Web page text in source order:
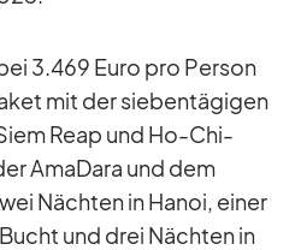
3.469 Euro pro Per­son
mit der sie­ben­tä­gi­gen
Reap und Ho-Chi-
Ama­Dara und dem
Näch­ten in Ha­noi, ei­ner
und drei Näch­ten in